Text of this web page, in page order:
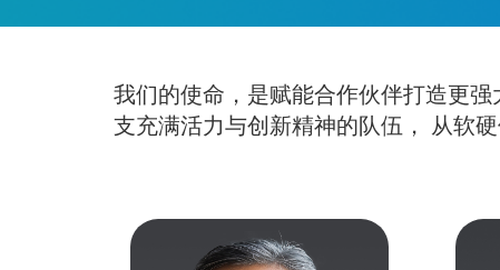
我们的使命，是赋能合作伙伴打造更
支充满活力与创新精神的队伍， 从软